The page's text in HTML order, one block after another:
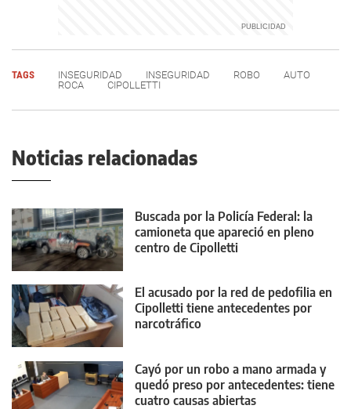
TAGS INSEGURIDAD INSEGURIDAD ROBO
AUTO
ROCA
CIPOLLETTI
Noticias relacionadas
Buscada por la Policía Federal: la
camioneta que apareció en pleno
centro de Cipolletti
El acusado por la red de pedofilia en
Cipolletti tiene antecedentes por
narcotráfico
Cayó por un robo a mano armada y
quedó preso por antecedentes: tiene
cuatro causas abiertas